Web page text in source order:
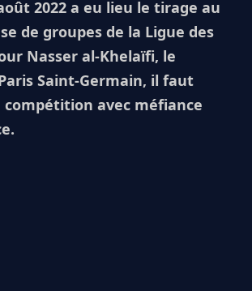
2022 a eu lieu le tirage au
de groupes de la Ligue des
Nasser al-Khelaïfi, le
Saint-Germain, il faut
avec méfiance